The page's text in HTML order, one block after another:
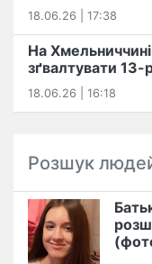
18.06.26 | 17:38
На
зґвалтувати 13-
18.06.26 | 16:18
Розшук